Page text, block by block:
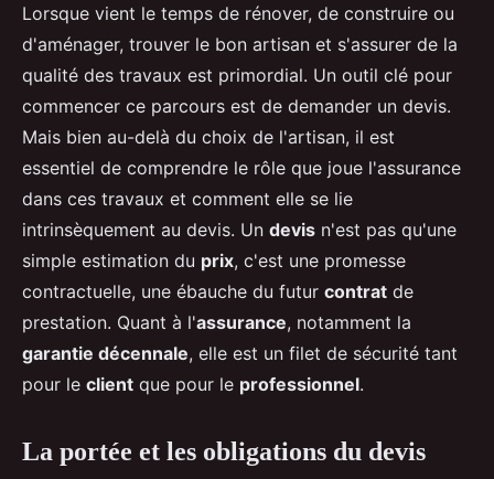
Lorsque vient le temps de rénover, de construire ou
d'aménager, trouver le bon artisan et s'assurer de la
qualité des travaux est primordial. Un outil clé pour
commencer ce parcours est de demander un devis.
Mais bien au-delà du choix de l'artisan, il est
essentiel de comprendre le rôle que joue l'assurance
dans ces travaux et comment elle se lie
intrinsèquement au devis. Un devis n'est pas qu'une
simple estimation du prix, c'est une promesse
contractuelle, une ébauche du futur contrat de
prestation. Quant à l'assurance, notamment la
garantie décennale, elle est un filet de sécurité tant
pour le client que pour le professionnel.
La portée et les obligations du devis